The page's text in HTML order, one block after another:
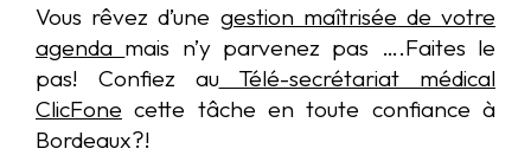
Vous rêvez d’une gestion maîtrisée de votre
agenda mais n’y parvenez pas ….Faites le
pas! Confiez auTélé-secrétariat médical
ClicFone cette tâche en toute confiance à
Bordeaux?!